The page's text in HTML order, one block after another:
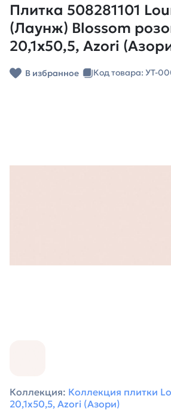
Плитка 508281101
(Лаунж) Blossom
20,1х50,5, Azori
В избранное Код товара: УТ-
Коллекция: Коллекция плитки
20,1х50,5, Azori (Азори)